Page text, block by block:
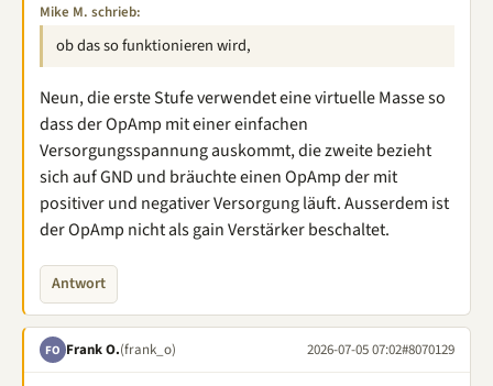
Mike M. schrieb:
ob das so funktionieren wird,
Neun, die erste Stufe verwendet eine virtuelle Masse so
dass der OpAmp mit einer einfachen
Versorgungsspannung auskommt, die zweite bezieht
sich auf GND und bräuchte einen OpAmp der mit
positiver und negativer Versorgung läuft. Ausserdem ist
der OpAmp nicht als gain Verstärker beschaltet.
Antwort
FO Frank O.(frank_o) 2026-07-05 07:02#8070129